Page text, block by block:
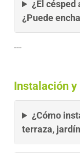
¿El
¿Puede
---
Instalación
¿Cómo
terraza,